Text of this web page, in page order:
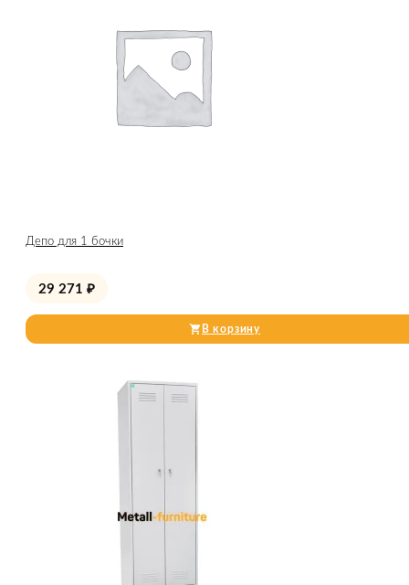
Депо для 1 бочки
29 271 ₽
В корзину